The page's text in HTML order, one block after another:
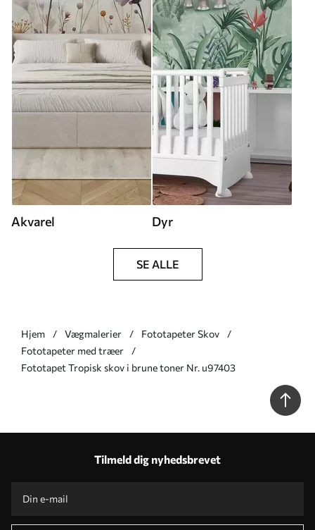
Akvarel Dyr
SE ALLE
Hjem Vægmalerier
Fototapeter Skov
Fototapeter med træer
Fototapet Tropisk skov i brune toner Nr. u97403
Tilmeld dig nyhedsbrevet